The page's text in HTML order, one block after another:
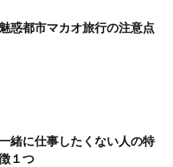
魅惑都市マカオ旅行の注意点
緒に仕事したくない人の特
１つ